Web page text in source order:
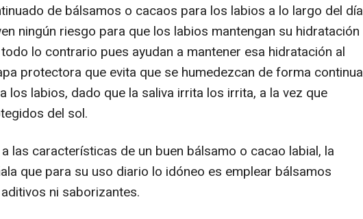
de bálsamos o cacaos para los labios a lo largo del día
ningún riesgo para que los labios mantengan su hidratación
lo contrario pues ayudan a mantener esa hidratación al
protectora que evita que se humedezcan de forma continua
los labios, dado que la saliva irrita los irrita, a la vez que
del sol.
las características de un buen bálsamo o cacao labial, la
que para su uso diario lo idóneo es emplear bálsamos
ni saborizantes.